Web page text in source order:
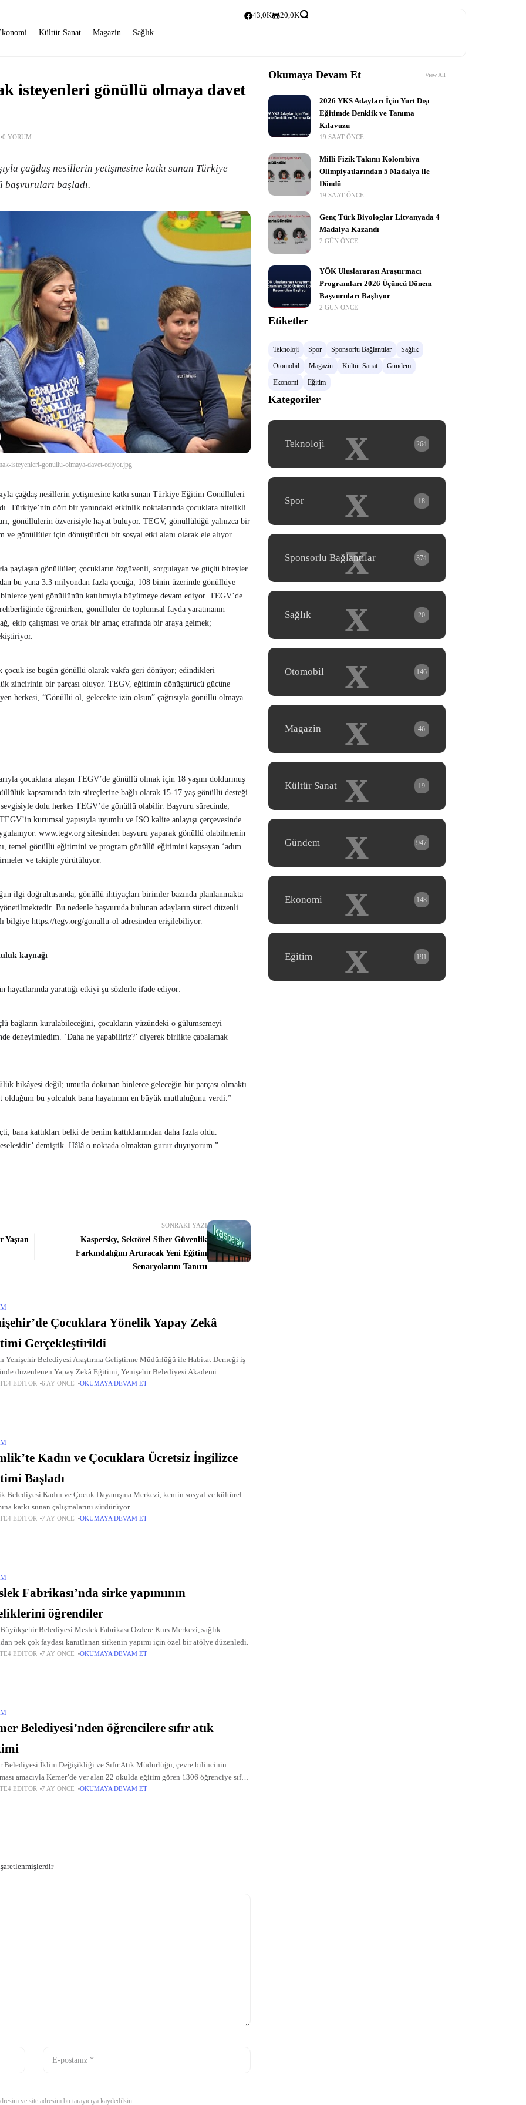
Kültür Sanat Magazin Sağlık
43,0K 20,0K
isteyenleri gönüllü olmaya davet
0 YORUM
çağdaş nesillerin yetişmesine katkı sunan Türkiye
başladı.
isteyenleri-gonullu-olmaya-davet-ediyor.jpg
çağdaş nesillerin yetişmesine katkı sunan Türkiye Eğitim Gönüllüleri
Türkiye’nin dört bir yanındaki etkinlik noktalarında çocuklara nitelikli
gönüllülerin özverisiyle hayat buluyor. TEGV, gönüllülüğü yalnızca bir
gönüllüler için dönüştürücü bir sosyal etki alanı olarak ele alıyor.
paylaşan gönüllüler; çocukların özgüvenli, sorgulayan ve güçlü bireyler
bu yana 3.3 milyondan fazla çocuğa, 108 binin üzerinde gönüllüye
yeni gönüllünün katılımıyla büyümeye devam ediyor. TEGV’de
öğrenirken; gönüllüler de toplumsal fayda yaratmanın
ekip çalışması ve ortak bir amaç etrafında bir araya gelmek;
ise bugün gönüllü olarak vakfa geri dönüyor; edindikleri
zincirinin bir parçası oluyor. TEGV, eğitimin dönüştürücü gücüne
herkesi, “Gönüllü ol, gelecekte izin olsun” çağrısıyla gönüllü olmaya
çocuklara ulaşan TEGV’de gönüllü olmak için 18 yaşını doldurmuş
kapsamında izin süreçlerine bağlı olarak 15-17 yaş gönüllü desteği
dolu herkes TEGV’de gönüllü olabilir. Başvuru sürecinde;
kurumsal yapısıyla uyumlu ve ISO kalite anlayışı çerçevesinde
www.tegv.org sitesinden başvuru yaparak gönüllü olabilmenin
temel gönüllü eğitimini ve program gönüllü eğitimini kapsayan ‘adım
ve takiple yürütülüyor.
ilgi doğrultusunda, gönüllü ihtiyaçları birimler bazında planlanmakta
Bu nedenle başvuruda bulunan adayların süreci düzenli
bilgiye https://tegv.org/gonullu-ol adresinden erişilebiliyor.
kaynağı
yarattığı etkiyi şu sözlerle ifade ediyor:
bağların kurulabileceğini, çocukların yüzündeki o gülümsemeyi
deneyimledim. ‘Daha ne yapabiliriz?’ diyerek birlikte çabalamak
hikâyesi değil; umutla dokunan binlerce geleceğin bir parçası olmaktı.
olduğum bu yolculuk bana hayatımın en büyük mutluluğunu verdi.”
bana kattıkları belki de benim kattıklarımdan daha fazla oldu.
demiştik. Hâlâ o noktada olmaktan gurur duyuyorum.”
Yaştan
SONRAKI YAZI
Kaspersky, Sektörel Siber Güvenlik
Farkındalığını Artıracak Yeni Eğitim
Senaryolarını Tanıttı
Çocuklara Yönelik Yapay Zekâ
Gerçekleştirildi
Yenişehir Belediyesi Araştırma Geliştirme Müdürlüğü ile Habitat Derneği iş
düzenlenen Yapay Zekâ Eğitimi, Yenişehir Belediyesi Akademi
gerçekleştirildi.
EDITÖR 6 AY ÖNCE OKUMAYA DEVAM ET
Kadın ve Çocuklara Ücretsiz İngilizce
Başladı
Belediyesi Kadın ve Çocuk Dayanışma Merkezi, kentin sosyal ve kültürel
katkı sunan çalışmalarını sürdürüyor.
EDITÖR 7 AY ÖNCE OKUMAYA DEVAM ET
Fabrikası’nda sirke yapımının
öğrendiler
Belediyesi Meslek Fabrikası Özdere Kurs Merkezi, sağlık
pek çok faydası kanıtlanan sirkenin yapımı için özel bir atölye düzenledi.
EDITÖR 7 AY ÖNCE OKUMAYA DEVAM ET
Belediyesi’nden öğrencilere sıfır atık
Belediyesi İklim Değişikliği ve Sıfır Atık Müdürlüğü, çevre bilincinin
amacıyla Kemer’de yer alan 22 okulda eğitim gören 1306 öğrenciye sıfır
verdi.
EDITÖR 7 AY ÖNCE OKUMAYA DEVAM ET
ve site adresim bu tarayıcıya kaydedilsin.
Okumaya Devam Et View All
2026 YKS Adayları İçin Yurt Dışı
Eğitimde Denklik ve Tanıma
Kılavuzu
19 SAAT ÖNCE
Milli Fizik Takımı Kolombiya
Olimpiyatlarından 5 Madalya ile
Döndü
19 SAAT ÖNCE
Genç Türk Biyologlar Litvanyada 4
Madalya Kazandı
2 GÜN ÖNCE
YÖK Uluslararası Araştırmacı
Programları 2026 Üçüncü Dönem
Başvuruları Başlıyor
2 GÜN ÖNCE
Etiketler
Teknoloji Spor Sponsorlu Bağlantılar
Sağlık
Otomobil
Magazin Kültür Sanat
Gündem
Ekonomi
Eğitim
Kategoriler
x
Teknoloji 264
x
Spor 18
x
Sponsorlu Bağlantılar 374
x
Sağlık 20
x
Otomobil 146
x
Magazin 46
x
Kültür Sanat 19
x
Gündem 947
x
Ekonomi 148
x
Eğitim 191